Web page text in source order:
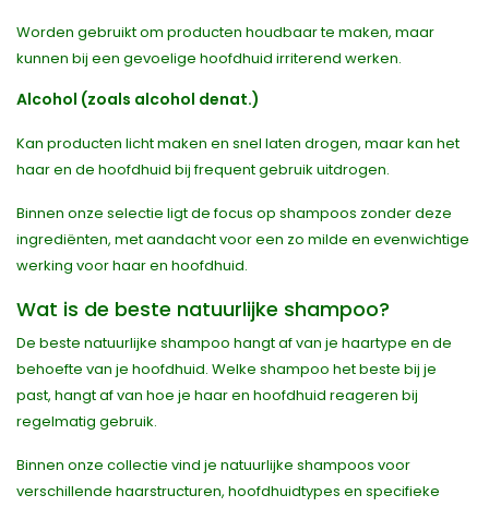
Worden gebruikt om producten houdbaar te maken, maar
kunnen bij een gevoelige hoofdhuid irriterend werken.
Alcohol (zoals alcohol denat.)
Kan producten licht maken en snel laten drogen, maar kan het
haar en de hoofdhuid bij frequent gebruik uitdrogen.
Binnen onze selectie ligt de focus op shampoos zonder deze
ingrediënten, met aandacht voor een zo milde en evenwichtige
werking voor haar en hoofdhuid.
Wat is de beste natuurlijke shampoo?
De beste natuurlijke shampoo hangt af van je haartype en de
behoefte van je hoofdhuid. Welke shampoo het beste bij je
past, hangt af van hoe je haar en hoofdhuid reageren bij
regelmatig gebruik.
Binnen onze collectie vind je natuurlijke shampoos voor
verschillende haarstructuren, hoofdhuidtypes en specifieke